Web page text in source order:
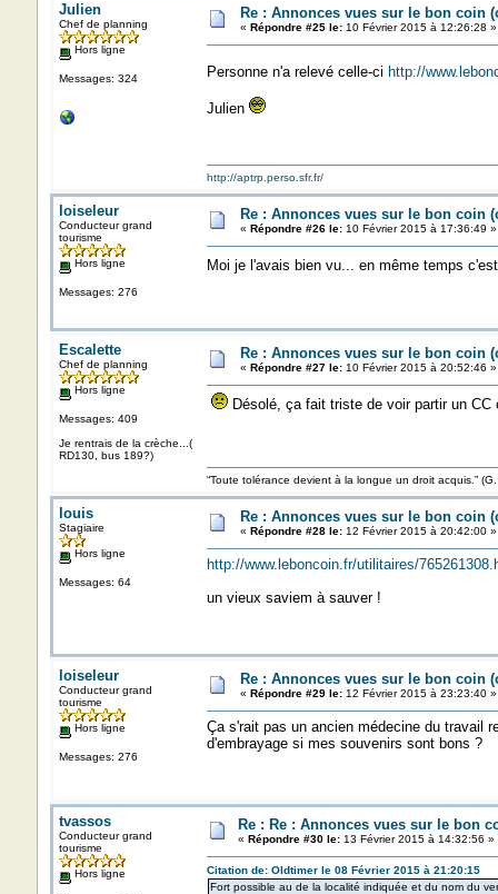
Julien
Chef de planning
Hors ligne
Messages: 324
Re : Annonces vues sur le bon coin
« Répondre #25 le:10 Février 2015 à 12:26:28 »
Personne n'a relevé celle-ci http://
Julien
http://aptrp.perso.sfr.fr/
loiseleur
Conducteur grand
tourisme
Hors ligne
Messages: 276
Re : Annonces vues sur le bon coin
« Répondre #26 le:10 Février 2015 à 17:36:49 »
Moi je l'avais bien vu... en même temps
Escalette
Chef de planning
Hors ligne
Messages: 409
Je rentrais de la crèche...(
RD130, bus 189?)
Re : Annonces vues sur le bon coin
« Répondre #27 le:10 Février 2015 à 20:52:46 »
Désolé, ça fait triste de voir partir un CC
“Toute tolérance devient à la longue un droit acquis.”
louis
Stagiaire
Hors ligne
Messages: 64
Re : Annonces vues sur le bon coin
« Répondre #28 le:12 Février 2015 à 20:42:00 »
http://www.leboncoin.fr/utilitaires/
un vieux saviem à sauver !
loiseleur
Conducteur grand
tourisme
Hors ligne
Messages: 276
Re : Annonces vues sur le bon coin
« Répondre #29 le:12 Février 2015 à 23:23:40 »
Ça s'rait pas un ancien médecine du travail
d'embrayage si mes souvenirs sont bons ?
tvassos
Conducteur grand
tourisme
Hors ligne
Re : Re : Annonces vues sur le bon
« Répondre #30 le:13 Février 2015 à 14:32:56 »
Citation de: Oldtimer le 08 Février 2015 à 21:20:15
Fort possible au de la localité indiquée et du nom du